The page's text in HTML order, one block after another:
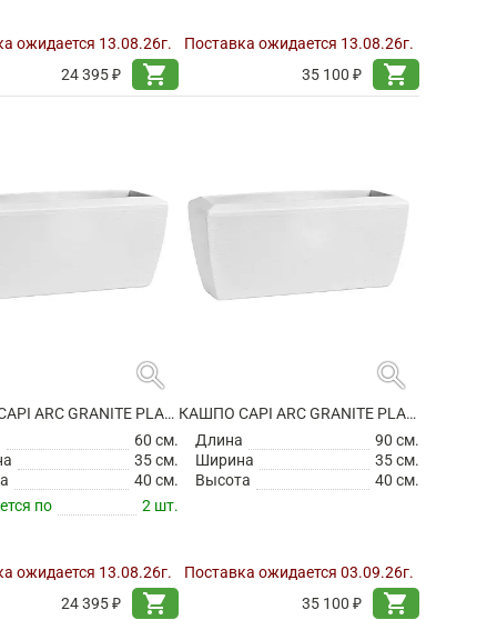
ожидается 13.08.26г.
24 395 ₽
shopping_cart
Поставка ожидается 13.08.26г.
35 100 ₽
shopping_cart
search
КАШПО CAPI ARC GRANITE PLANTER RECTANGLE WHITE
60 см.
35 см.
40 см.
по
2 шт.
ожидается 13.08.26г.
24 395 ₽
shopping_cart
search
КАШПО CAPI ARC GRANITE PLANTER RECTANGLE WHITE
Длина
90 см.
Ширина
35 см.
Высота
40 см.
Поставка ожидается 03.09.26г.
35 100 ₽
shopping_cart